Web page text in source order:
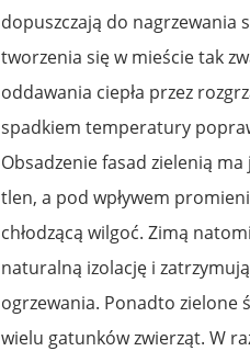
dopuszczają do nagrzewania
tworzenia się w mieście tak
oddawania ciepła przez
spadkiem temperatury
Obsadzenie fasad zielenią
tlen, a pod wpływem
chłodzącą wilgoć. Zimą
naturalną izolację i
ogrzewania. Ponadto zielone
wielu gatunków zwierząt. W